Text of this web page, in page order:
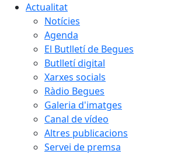
Actualitat
Notícies
Agenda
El Butlletí de Begues
Butlletí digital
Xarxes socials
Ràdio Begues
Galeria d'imatges
Canal de vídeo
Altres publicacions
Servei de premsa